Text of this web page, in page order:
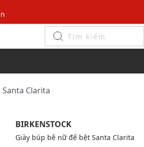
Santa Clarita
BIRKENSTOCK
Giày búp bê nữ đế bệt Santa Clarita